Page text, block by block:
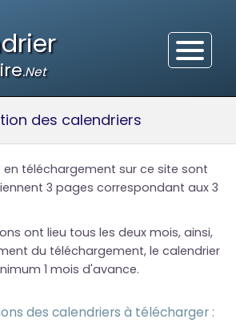
.Net
des calendriers
en téléchargement sur ce site sont
3 pages correspondant aux 3
ont lieu tous les deux mois, ainsi,
du téléchargement, le calendrier
1 mois d'avance.
des calendriers à télécharger :